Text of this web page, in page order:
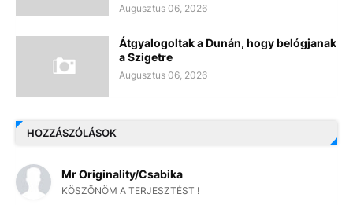
Augusztus 06, 2026
Átgyalogoltak a Dunán, hogy belógjanak
a Szigetre
Augusztus 06, 2026
HOZZÁSZÓLÁSOK
Mr Originality/Csabika
KÖSZÖNÖM A TERJESZTÉST !